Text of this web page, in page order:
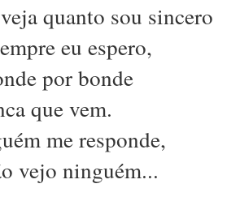
quanto sou sincero
eu espero,
por bonde
que vem.
me responde,
vejo ninguém...